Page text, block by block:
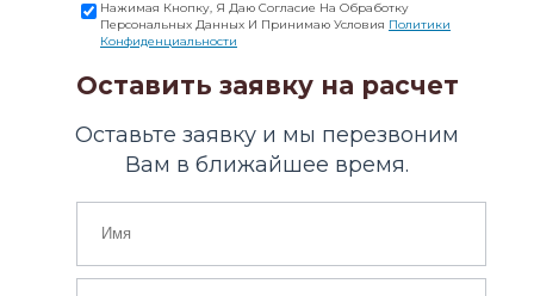
Нажимая Кнопку, Я Даю Согласие На Обработку
Персональных Данных И Принимаю Условия Политики
Конфиденциальности
Оставить заявку на расчет
Оставьте заявку и мы перезвоним
Вам в ближайшее время.